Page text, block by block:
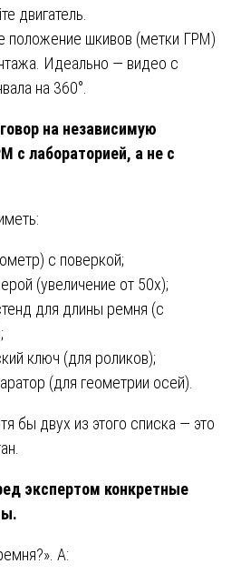
двигатель.
положение шкивов (метки ГРМ)
Идеально — видео с
на 360°.
на независимую
с лабораторией, а не с
с поверкой;
(увеличение от 50х);
для длины ремня (с
ключ (для роликов);
(для геометрии осей).
бы двух из этого списка — это
экспертом конкретные
А: